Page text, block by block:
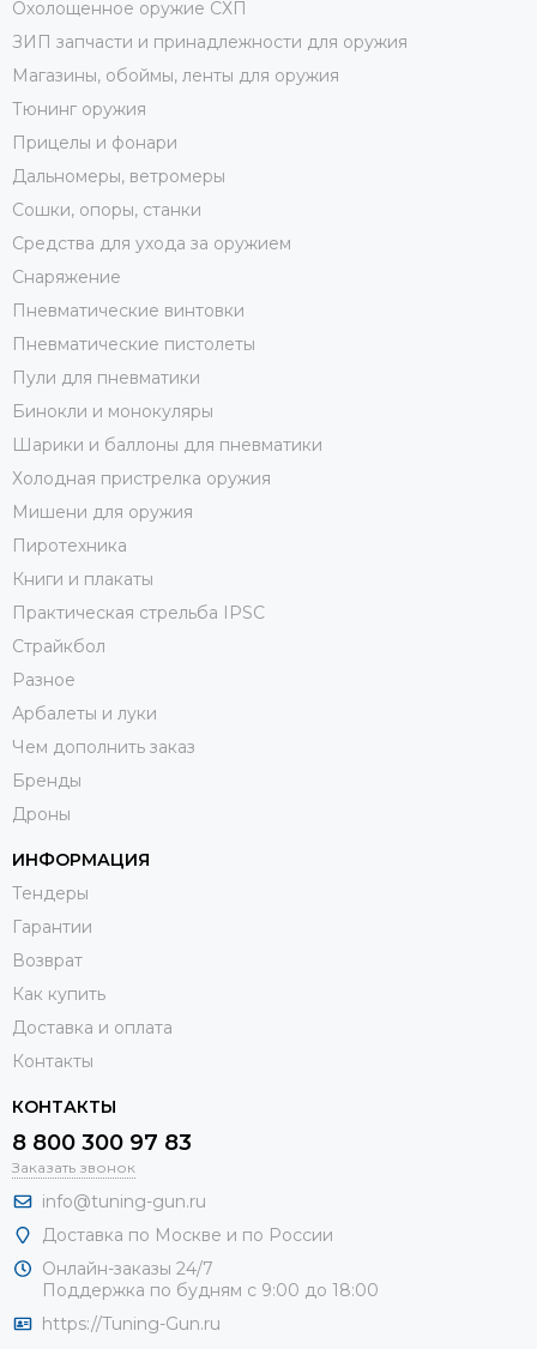
Охолощенное оружие СХП
ЗИП запчасти и принадлежности для оружия
Магазины, обоймы, ленты для оружия
Тюнинг оружия
Прицелы и фонари
Дальномеры, ветромеры
Сошки, опоры, станки
Средства для ухода за оружием
Снаряжение
Пневматические винтовки
Пневматические пистолеты
Пули для пневматики
Бинокли и монокуляры
Шарики и баллоны для пневматики
Холодная пристрелка оружия
Мишени для оружия
Пиротехника
Книги и плакаты
Практическая стрельба IPSC
Страйкбол
Разное
Арбалеты и луки
Чем дополнить заказ
Бренды
Дроны
ИНФОРМАЦИЯ
Тендеры
Гарантии
Возврат
Как купить
Доставка и оплата
Контакты
КОНТАКТЫ
8 800 300 97 83
Заказать звонок
info@tuning-gun.ru
Доставка по Москве и по России
Онлайн-заказы 24/7
Поддержка по будням с 9:00 до 18:00
https://Tuning-Gun.ru